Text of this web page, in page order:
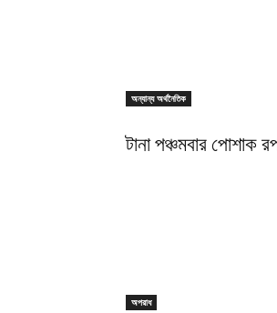
অন্যান্য অর্থনৈতিক
টানা পঞ্চমবার পোশাক
অপরাধ